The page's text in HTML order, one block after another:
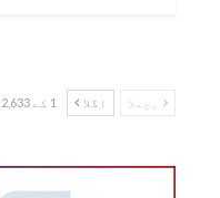
پچھلا اگلا 1 کے 2,633